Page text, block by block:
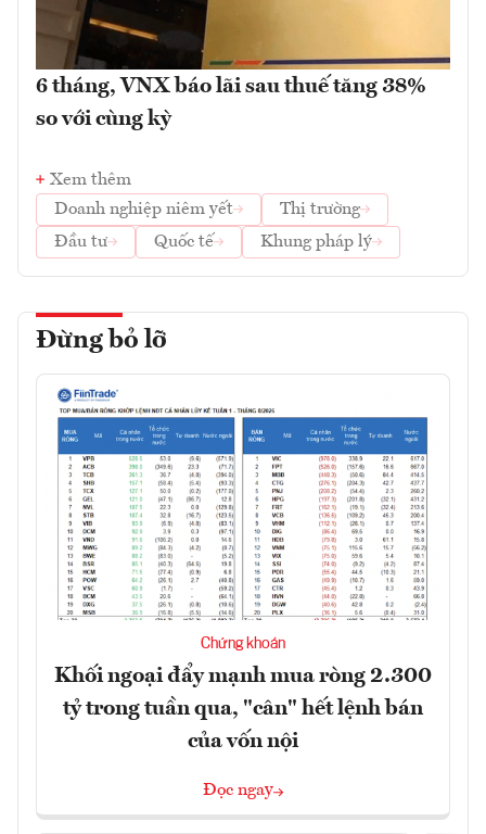
6 tháng, VNX báo lãi sau thuế tăng 38%
so với cùng kỳ
Xem thêm
Doanh nghiệp niêm yết
Thị trường
Đầu tư
Quốc tế Khung pháp lý
Đừng bỏ lỡ
Chứng khoán
Khối ngoại đẩy mạnh mua ròng 2.300
tỷ trong tuần qua, "cân" hết lệnh bán
của vốn nội
Đọc ngay